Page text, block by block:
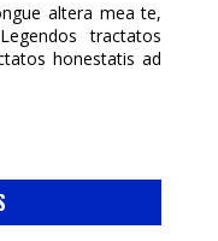
altera mea te,
tractatos
honestatis ad